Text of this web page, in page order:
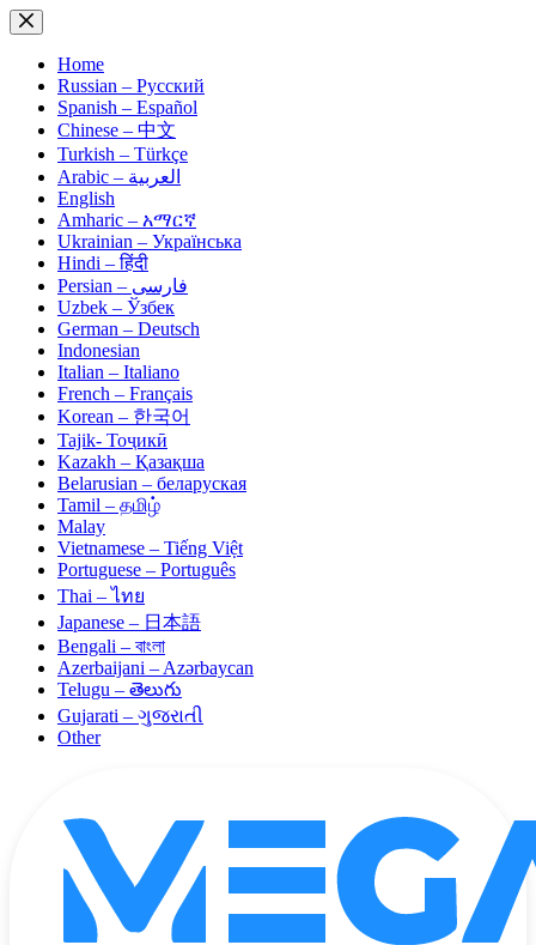
Skip
to
contentHome
Russian – Русский
Spanish – Español
Chinese – 中文
Turkish – Türkçe
Arabic – العربية
English
Amharic – አማርኛ
Ukrainian – Українська
Hindi – हिंदी
Persian – فارسی
Uzbek – Ўзбек
German – Deutsch
Indonesian
Italian – Italiano
French – Français
Korean – 한국어
Tajik- Тоҷикӣ
Kazakh – Қазақша
Belarusian – беларуская
Tamil – தமிழ்
Malay
Vietnamese – Tiếng Việt
Portuguese – Português
Thai – ไทย
Japanese – 日本語
Bengali – বাংলা
Azerbaijani – Azərbaycan
Telugu – తెలుగు
Gujarati – ગુજરાતી
Other